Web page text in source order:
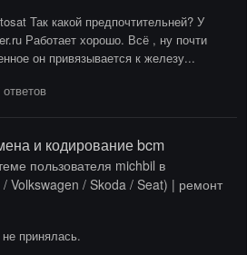
Так какой предпочтительней? У
Работает хорошо. Всё , ну почти
он привязывается к железу...
и кодирование bcm
пользователя michbil в
/ Volkswagen / Skoda / Seat) | ремонт
принялась.